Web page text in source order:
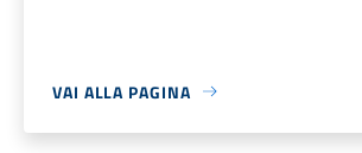
VAI ALLA PAGINA